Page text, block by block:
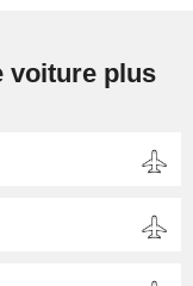
voiture plus